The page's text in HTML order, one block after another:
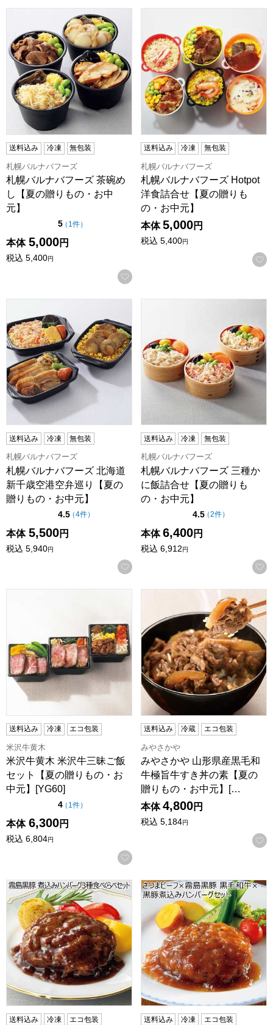
札幌バルナバフーズ 茶碗めし【夏の贈りもの・お中元】
送料込み 冷凍 無包装
札幌バルナバフーズ
札幌バルナバフーズ 茶碗め
し【夏の贈りもの・お中
元】
5点（5点満点中）
（ 1件の評価
）
本体 5,000円
税込 5,400円
お気に入りに登録する
送料込み 冷凍 無包装
札幌バルナバフーズ
札幌バルナバフーズ Hotpot
洋食詰合せ【夏の贈りも
の・お中元】
本体 5,000円
税込 5,400円
送料込み 冷凍 無包装
札幌バルナバフーズ
札幌バルナバフーズ 北海道
新千歳空港空弁巡り【夏の
贈りもの・お中元】
4.5点（5点満点中）
（4件の評価
）
本体 5,500円
税込 5,940円
お気に入りに登録する
送料込み 冷凍 無包装
札幌バルナバフーズ
札幌バルナバフーズ 三種か
に飯詰合せ【夏の贈りも
の・お中元】
4.5点（5点満点中）
（2件の評価
）
本体 6,400円
税込 6,912円
米沢牛黄木 米沢牛三昧ご飯セット【夏の贈りもの・お中元
送料込み 冷凍 エコ包装
米沢牛黄木
米沢牛黄木 米沢牛三昧ご飯
セット【夏の贈りもの・お
中元】[YG60]
4点（5点満点中）
（ 1件の評価
）
本体 6,300円
税込 6,804円
お気に入りに登録する
みやさかや 山形県産黒毛和
送料込み 冷蔵 エコ包装
みやさかや
みやさかや 山形県産黒毛和
牛極旨牛すき丼の素【夏の
贈りもの・お中元】[…
本体 4,800円
税込 5,184円
霧島黒豚 煮込みハンバーグ3種食べくらべセット【夏の贈り
送料込み 冷凍 エコ包装
さつまビーフ×霧島黒豚 黒毛
送料込み 冷凍 エコ包装